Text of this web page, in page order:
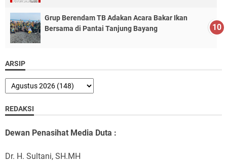
Grup Berendam TB Adakan Acara Bakar Ikan
Bersama di Pantai Tanjung Bayang
ARSIP
REDAKSI
Dewan Penasihat Media Duta :
Dr. H. Sultani, SH.MH